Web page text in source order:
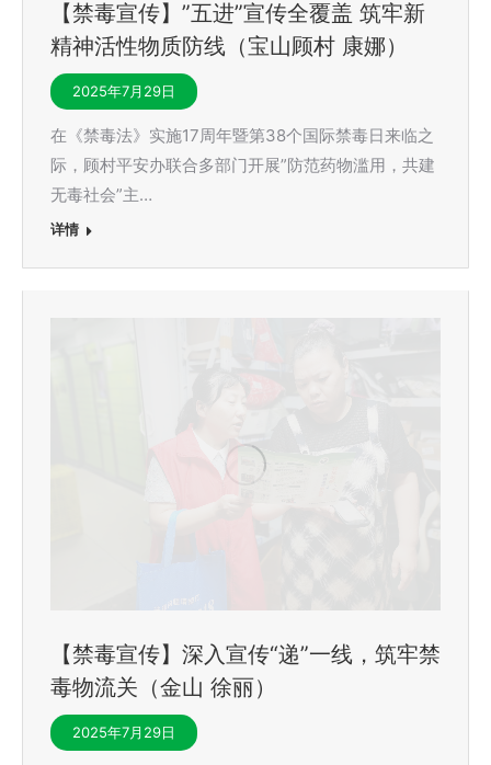
【禁毒宣传】”五进”宣传全覆盖 筑牢新
精神活性物质防线（宝山顾村 康娜）
2025年7月29日
在《禁毒法》实施17周年暨第38个国际禁毒日来临之
际，顾村平安办联合多部门开展”防范药物滥用，共建
无毒社会”主…
详情
【禁毒宣传】深入宣传“递”一线，筑牢禁
毒物流关（金山 徐丽）
2025年7月29日